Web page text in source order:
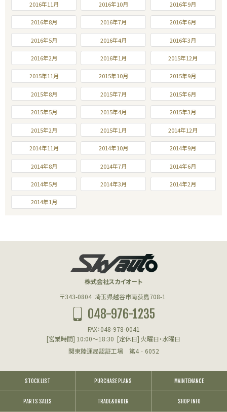
2016年11月 2016年10月 2016年9月
2016年8月 2016年7月 2016年6月
2016年5月 2016年4月 2016年3月
2016年2月 2016年1月 2015年12月
2015年11月 2015年10月 2015年9月
2015年8月 2015年7月 2015年6月
2015年5月 2015年4月 2015年3月
2015年2月 2015年1月 2014年12月
2014年11月 2014年10月 2014年9月
2014年8月 2014年7月 2014年6月
2014年5月 2014年3月 2014年2月
2014年1月
株式会社スカイオート
〒343-0804 埼玉県越谷市南荻島708-1
048-976-1235
FAX：048-978-0041
[営業時間] 10:00～18:30 [定休日] 火曜日・水曜日
関東陸運局認証工場 第4‐6052
STOCK LIST PURCHASE PLANS MAINTENANCE
PARTS SALES TRADE&ORDER SHOP INFO